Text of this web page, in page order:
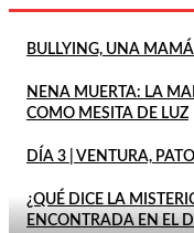
BULLYING, UNA
NENA MUERTA: LA
COMO MESITA DE LUZ
DÍA 3 | VENTURA,
¿QUÉ DICE LA
ENCONTRADA EN EL